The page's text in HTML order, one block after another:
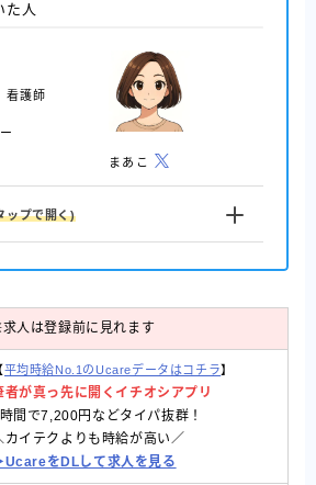
た人
看護師
まあこ
ップで開く)
人は登録前に見れます
平均時給No.1のUcareデータはコチラ】
者が真っ先に開くイチオシアプリ
間で7,200円などタイパ抜群！
カイテクよりも時給が高い／
をDLして求人を見る